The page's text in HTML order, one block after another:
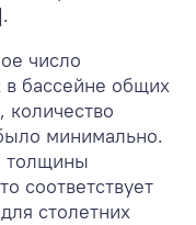
число
в бассейне общих
минимально.
толщины
соответствует
столетних